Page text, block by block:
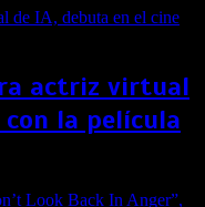
actriz virtual
la película